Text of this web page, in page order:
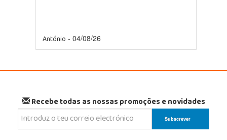
António - 04/08/26
Recebe todas as nossas promoções e novidades